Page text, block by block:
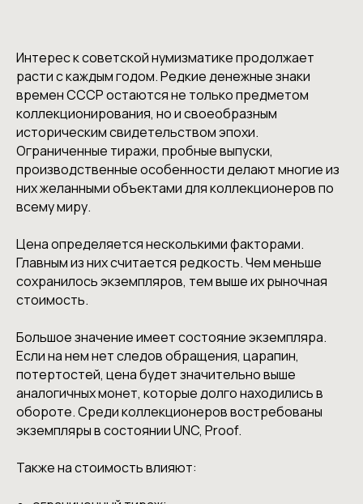
Интерес к советской нумизматике продолжает
расти с каждым годом. Редкие денежные знаки
времен СССР остаются не только предметом
коллекционирования, но и своеобразным
историческим свидетельством эпохи.
Ограниченные тиражи, пробные выпуски,
производственные особенности делают многие из
них желанными объектами для коллекционеров по
всему миру.
Цена определяется несколькими факторами.
Главным из них считается редкость. Чем меньше
сохранилось экземпляров, тем выше их рыночная
стоимость.
Большое значение имеет состояние экземпляра.
Если на нем нет следов обращения, царапин,
потертостей, цена будет значительно выше
аналогичных монет, которые долго находились в
обороте. Среди коллекционеров востребованы
экземпляры в состоянии UNC, Proof.
Также на стоимость влияют: